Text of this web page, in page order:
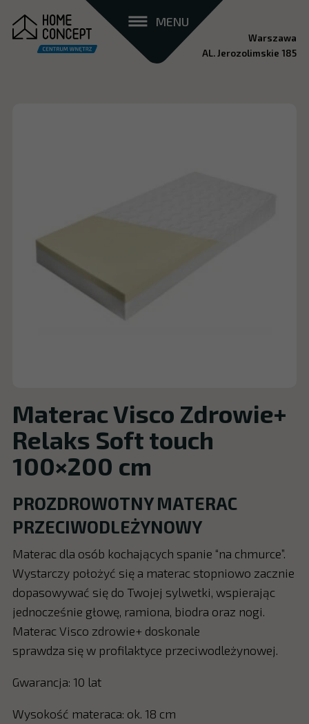
MENU
Warszawa
AL. Jerozolimskie 185
Materac Visco Zdrowie+
Relaks Soft touch
100×200 cm
PROZDROWOTNY MATERAC
PRZECIWODLEŻYNOWY
Materac dla osób kochających spanie “na chmurce”.
Wystarczy położyć się a materac stopniowo zacznie
dopasowywać się do Twojej sylwetki, wspierając
jednocześnie głowę, ramiona, biodra oraz nogi.
Materac Visco zdrowie+ doskonale
sprawdza się w profilaktyce przeciwodleżynowej.
Gwarancja: 10 lat
Wysokość materaca: ok. 18 cm